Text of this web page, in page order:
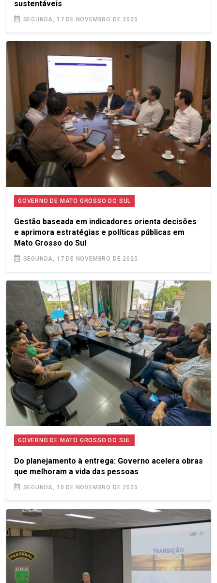
sustentáveis
SEGUNDA, 17 DE NOVEMBRO DE 2025
GOVERNO DE MATO GROSSO DO SUL
Gestão baseada em indicadores orienta decisões
e aprimora estratégias e políticas públicas em
Mato Grosso do Sul
SEGUNDA, 17 DE NOVEMBRO DE 2025
GOVERNO DE MATO GROSSO DO SUL
Do planejamento à entrega: Governo acelera obras
que melhoram a vida das pessoas
SEGUNDA, 10 DE NOVEMBRO DE 2025